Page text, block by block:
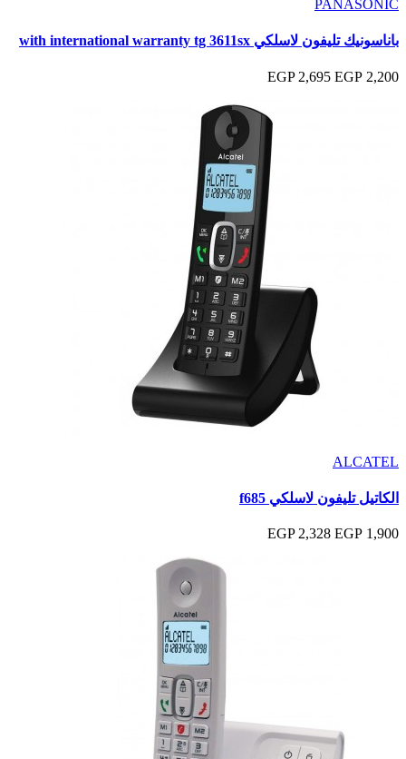
PANASONIC
باناسونيك تليفون لاسلكي with international warranty tg 3611sx
2,200 EGP
2,695 EGP
ALCATEL
الكاتيل تليفون لاسلكي f685
1,900 EGP
2,328 EGP